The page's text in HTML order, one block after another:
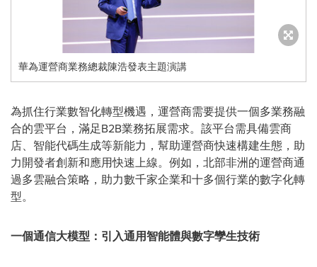
華為運營商業務總裁陳浩發表主題演講
為抓住行業數智化轉型機遇，運營商需要提供一個多業務融
合的雲平台，滿足B2B業務拓展需求。該平台需具備雲商
店、智能代碼生成等新能力，幫助運營商快速構建生態，助
力開發者創新和應用快速上線。例如，北部非洲的運營商通
過多雲融合策略，助力數千家企業和十多個行業的數字化轉
型。
一個通信大模型：引入通用智能體與數字孿生技術